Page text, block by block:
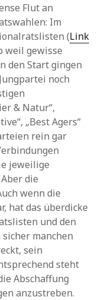
Flut an
Im
(Link
weil gewisse
den Start gingen
noch
& Natur“,
„Best Agers“
rein gar
jeweilige
die
wenn die
hat das überdicke
und den
manchen
sein
steht
Abschaffung
anzustreben.